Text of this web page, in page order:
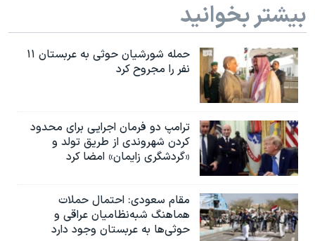
بیشتر بخوانید
حمله شورشیان حوثی به عربستان ۱۱
نفر را مجروح کرد
ترامپ دو فرمان اجرایی برای محدود
کردن شهروندی از طریق تولد و
«گردشگری زایمان» امضا کرد
مقام سعودی: احتمال حملات
هماهنگ شبه‌نظامیان عراقی و
حوثی‌ها به عربستان وجود دارد